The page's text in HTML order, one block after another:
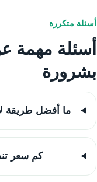
أسئلة متكررة
أسئلة مهمة
بشرورة
ما أفضل طريقة
كم سعر